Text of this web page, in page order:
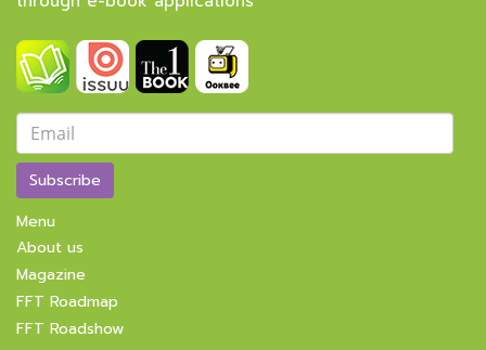
Subscribe
Menu
About us
Magazine
FFT Roadmap
FFT Roadshow